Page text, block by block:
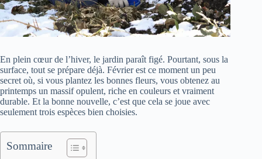
En plein cœur de l’hiver, le jardin paraît figé. Pourtant, sous la
surface, tout se prépare déjà. Février est ce moment un peu
secret où, si vous plantez les bonnes fleurs, vous obtenez au
printemps un massif opulent, riche en couleurs et vraiment
durable. Et la bonne nouvelle, c’est que cela se joue avec
seulement trois espèces bien choisies.
Sommaire